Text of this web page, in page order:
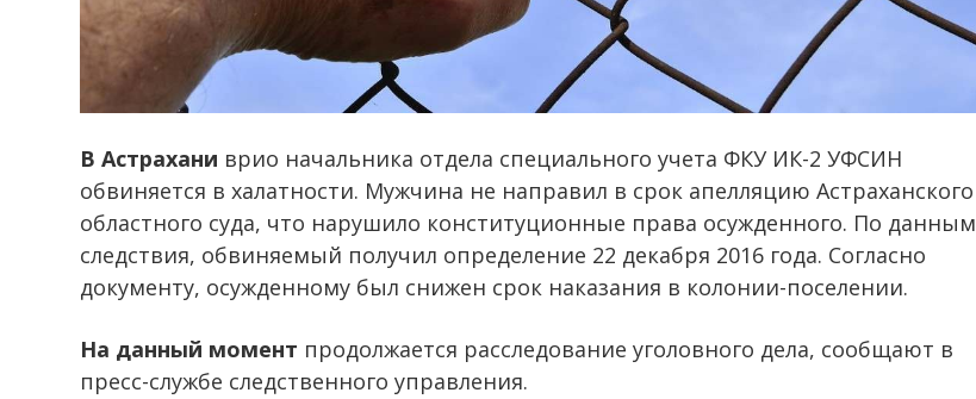
В Астрахани врио начальника отдела специального учета ФКУ ИК-2 УФСИН
обвиняется в халатности. Мужчина не направил в срок апелляцию Астраханского
областного суда, что нарушило конституционные права осужденного. По данным
следствия, обвиняемый получил определение 22 декабря 2016 года. Согласно
документу, осужденному был снижен срок наказания в колонии-поселении.
На данный момент продолжается расследование уголовного дела, сообщают в
пресс-службе следственного управления.